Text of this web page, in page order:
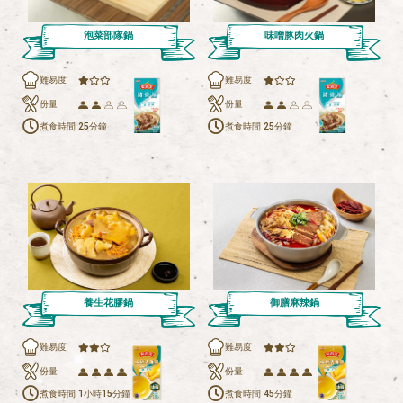
泡菜部隊鍋
難易度
份量
煮食時間 25分鐘
味噌豚肉火鍋
難易度
份量
煮食時間 25分鐘
養生花膠鍋
難易度
份量
煮食時間 1小時15分鐘
御膳麻辣鍋
難易度
份量
煮食時間 45分鐘